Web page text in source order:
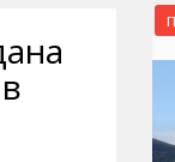
города
Магадана